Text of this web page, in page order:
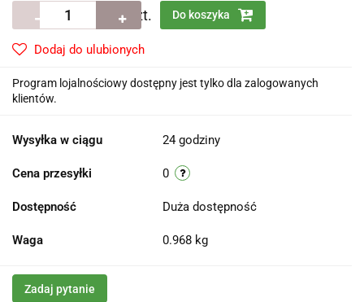
szt. Do koszyka
Dodaj do ulubionych
Program lojalnościowy dostępny jest tylko dla zalogowanych
klientów.
Wysyłka w ciągu 24 godziny
Cena przesyłki 0
Dostępność Duża dostępność
Waga 0.968 kg
Zadaj pytanie